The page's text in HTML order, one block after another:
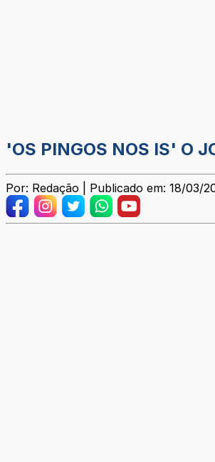
'OS PINGOS NOS IS' O
Por: Redação | Publicado em: 18/03/